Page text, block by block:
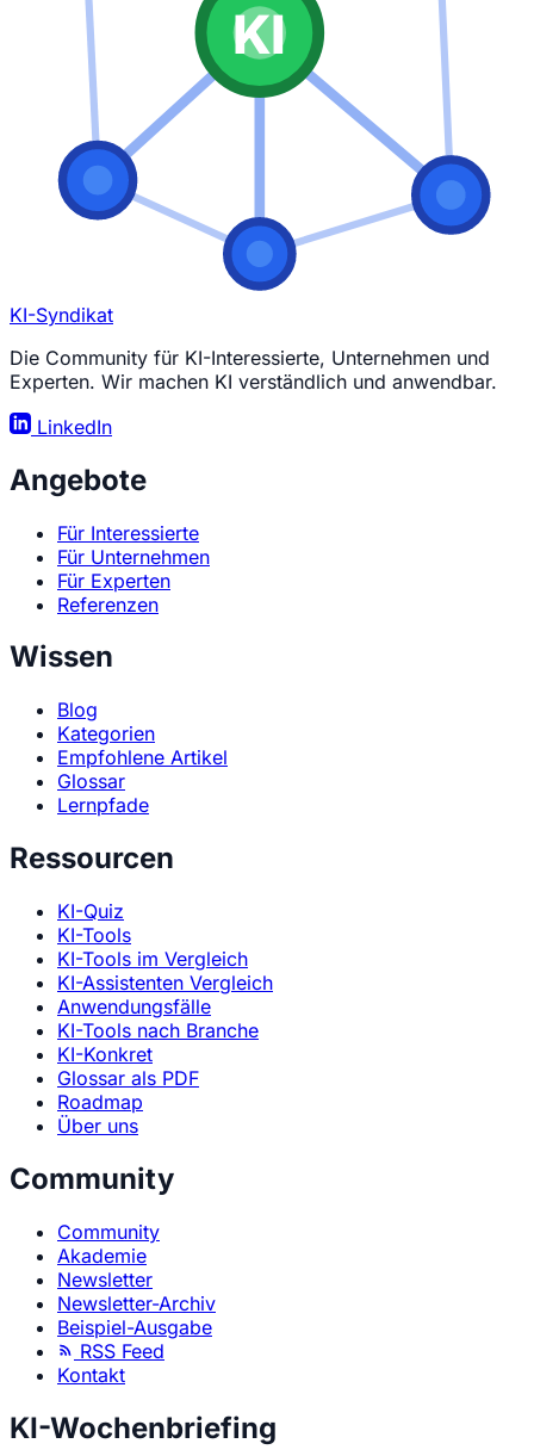
KI
KI-Syndikat
Die Community für KI-Interessierte, Unternehmen und
Experten. Wir machen KI verständlich und anwendbar.
LinkedIn
Angebote
Für Interessierte
Für Unternehmen
Für Experten
Referenzen
Wissen
Blog
Kategorien
Empfohlene Artikel
Glossar
Lernpfade
Ressourcen
KI-Quiz
KI-Tools
KI-Tools im Vergleich
KI-Assistenten Vergleich
Anwendungsfälle
KI-Tools nach Branche
KI-Konkret
Glossar als PDF
Roadmap
Über uns
Community
Community
Akademie
Newsletter
Newsletter-Archiv
Beispiel-Ausgabe
RSS Feed
Kontakt
KI-Wochenbriefing